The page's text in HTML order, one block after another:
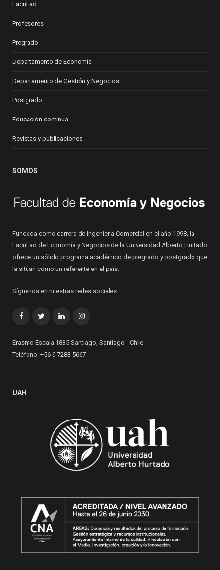
Facultad
Profesores
Pregrado
Departamento de Economía
Departamento de Gestión y Negocios
Postgrado
Educación continua
Revistas y publicaciones
SOMOS
Fundada como carrera de Ingeniería Comercial en el año 1998, la
Facultad de Economía y Negocios de la Universidad Alberto Hurtado
ofrece un sólido programa académico de pregrado y postgrado que
la sitúan como un referente en el país.
Síguenos en nuestras redes sociales:
FacebookTwitterLinkedInInstagram
Erasmo Escala 1835 Santiago, Santiago - Chile
Teléfono: +56 9 7283 5667
UAH